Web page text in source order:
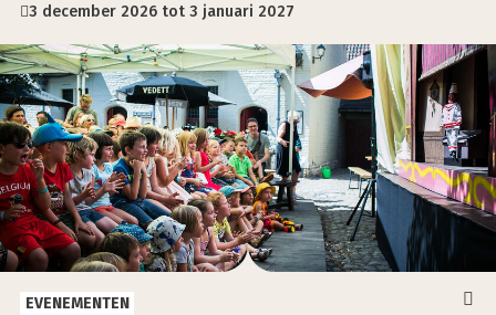
3 december 2026 tot 3 januari 2027
EVENEMENTEN